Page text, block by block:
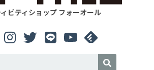
ビティショップ フォーオール